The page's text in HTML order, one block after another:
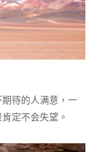
待的人满意，一
定不会失望。